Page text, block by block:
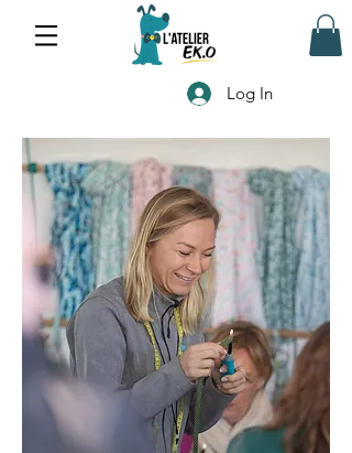
Log In